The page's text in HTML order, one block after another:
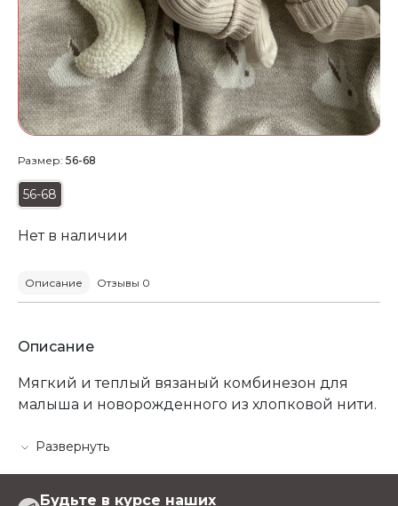
Размер: 56-68
56-68
Нет в наличии
Описание Отзывы 0
Описание
Мягкий и теплый вязаный комбинезон для
малыша и новорожденного из хлопковой нити.
ростом младенца. Высокий процент хлопка
Развернуть
Будьте в курсе наших